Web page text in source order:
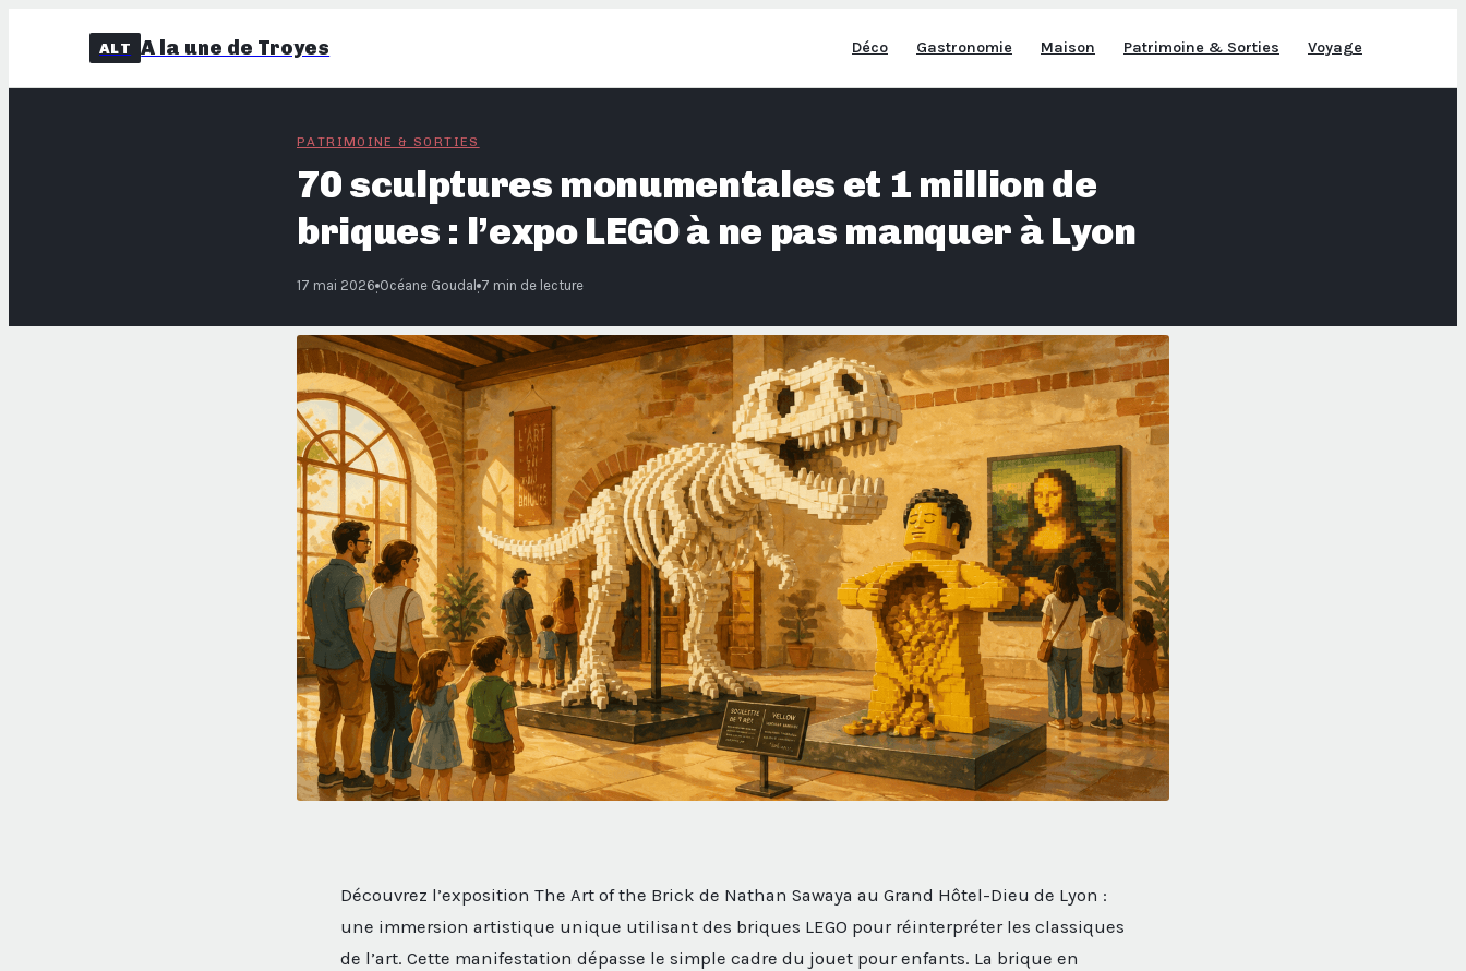
ALT A la une de Troyes Déco Gastronomie Maison Patrimoine & Sorties Voyage
PATRIMOINE & SORTIES
70 sculptures monumentales et 1 million de
briques : l’expo LEGO à ne pas manquer à Lyon
17 mai 2026· Océane Goudal · 7 min de lecture
Découvrez l’exposition The Art of the Brick de Nathan Sawaya au Grand Hôtel-Dieu de Lyon :
une immersion artistique unique utilisant des briques LEGO pour réinterpréter les classiques
de l’art. Cette manifestation dépasse le simple cadre du jouet pour enfants. La brique en